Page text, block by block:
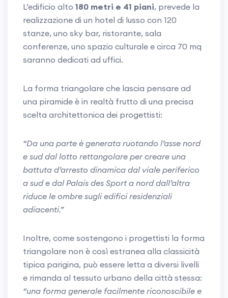
L’edificio alto 180 metri e 41 piani, prevede la
realizzazione di un hotel di lusso con 120
stanze, uno sky bar, ristorante, sala
conferenze, uno spazio culturale e circa 70 mq
saranno dedicati ad uffici.
La forma triangolare che lascia pensare ad
una piramide è in realtà frutto di una precisa
scelta architettonica dei progettisti:
“Da una parte è generata ruotando l’asse nord
e sud dal lotto rettangolare per creare una
battuta d’arresto dinamica dal viale periferico
a sud e dal Palais des Sport a nord dall’altra
riduce le ombre sugli edifici residenziali
adiacenti.”
Inoltre, come sostengono i progettisti la forma
triangolare non è così estranea alla classicità
tipica parigina, può essere letta a diversi livelli
e rimanda al tessuto urbano della città stessa:
“una forma generale facilmente riconoscibile e